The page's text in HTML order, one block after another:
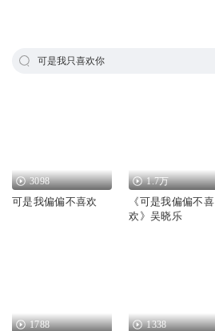
可是我只喜欢你
3098
可是我偏偏不喜欢
1.7万
《可是我偏偏不喜
欢》吴晓乐
1788 1338